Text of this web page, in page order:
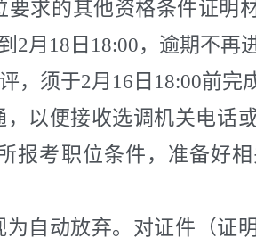
求的其他资格条件证明
月18日18:00，逾期不再
须于2月16日18:00前完
以便接收选调机关电话
报考职位条件，准备好
自动放弃。 对证件（证